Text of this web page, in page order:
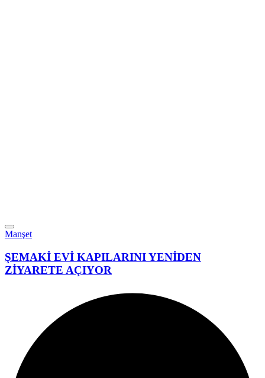
Manşet
ŞEMAKİ EVİ KAPILARINI YENİDEN
ZİYARETE AÇIYOR